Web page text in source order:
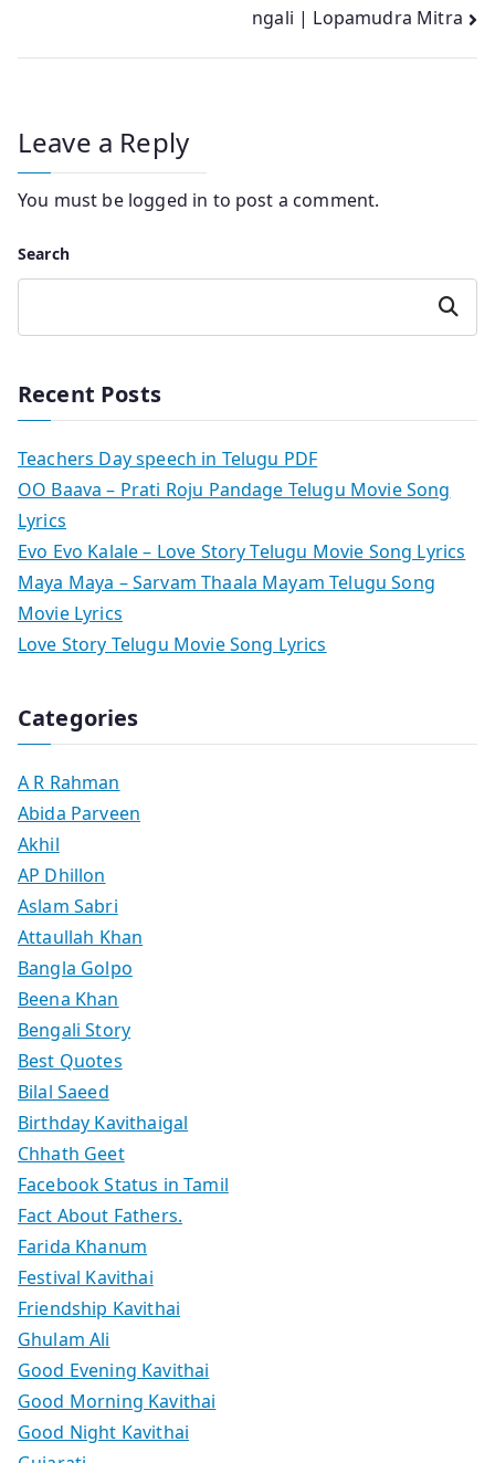
ngali | Lopamudra Mitra
Leave a Reply
You must be logged in to post a comment.
Search
Search
Recent Posts
Teachers Day speech in Telugu PDF
OO Baava – Prati Roju Pandage Telugu Movie Song
Lyrics
Evo Evo Kalale – Love Story Telugu Movie Song Lyrics
Maya Maya – Sarvam Thaala Mayam Telugu Song
Movie Lyrics
Love Story Telugu Movie Song Lyrics
Categories
A R Rahman
Abida Parveen
Akhil
AP Dhillon
Aslam Sabri
Attaullah Khan
Bangla Golpo
Beena Khan
Bengali Story
Best Quotes
Bilal Saeed
Birthday Kavithaigal
Chhath Geet
Facebook Status in Tamil
Fact About Fathers.
Farida Khanum
Festival Kavithai
Friendship Kavithai
Ghulam Ali
Good Evening Kavithai
Good Morning Kavithai
Good Night Kavithai